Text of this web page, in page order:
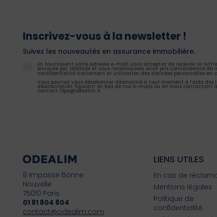
Inscrivez-vous à la newsletter !
Suivez les nouveautés en assurance immobilière.
En fournissant votre adresse e-mail, vous acceptez de recevoir la
envoyée par ODEALIM et vous reconnaissez avoir pris connaissance
confidentialité traitement et utilisation des données personnelles en
Vous pourrez vous désabonner désinscrire à tout moment à l'aide des
désinscription figurant en bas de nos e-mails ou en nous contactant
contact-dpo@odealim.fr
8 Impasse Bonne
Nouvelle
75010 Paris
01 81 804 804
contact@odealim.com
LIENS UTILES
En cas de
Mentions légales
Politique de
confidentialité